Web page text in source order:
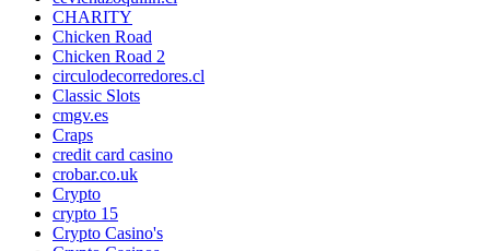
CHARITY
Chicken Road
Chicken Road 2
circulodecorredores.cl
Classic Slots
cmgv.es
Craps
credit card casino
crobar.co.uk
Crypto
crypto 15
Crypto Casino's